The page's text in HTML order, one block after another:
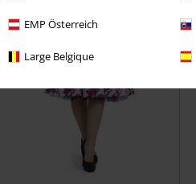
EMP Österreich
Large Belgique